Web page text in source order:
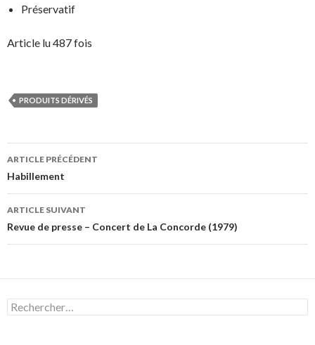
Préservatif
Article lu 487 fois
PRODUITS DÉRIVÉS
Navigation
des
articles
ARTICLE PRÉCÉDENT
Habillement
ARTICLE SUIVANT
Revue de presse – Concert de La Concorde (1979)
Rechercher :